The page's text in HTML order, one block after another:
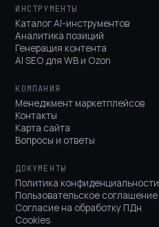
ИНСТРУМЕНТЫ
Каталог AI-инструментов
Аналитика позиций
Генерация контента
AI SEO для WB и Ozon
КОМПАНИЯ
Менеджмент маркетплейсов
Контакты
Карта сайта
Вопросы и ответы
ДОКУМЕНТЫ
Политика конфиденциальности
Пользовательское соглашение
Согласие на обработку ПДн
Cookies